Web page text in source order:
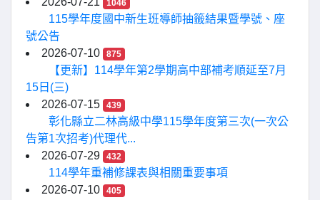
1046
115學年度國中新生班導師抽籤結果暨學號、座
號公告
2026-07-10
875
【更新】114學年第2學期高中部補考順延至7月
15日(三)
2026-07-15
439
彰化縣立二林高級中學115學年度第三次(一次公
告第1次招考)代理代...
2026-07-29
432
114學年重補修課表與相關重要事項
2026-07-10
405